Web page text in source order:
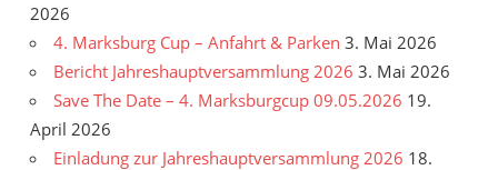
2026
4. Marksburg Cup – Anfahrt & Parken 3. Mai 2026
Bericht Jahreshauptversammlung 2026 3. Mai 2026
Save The Date – 4. Marksburgcup 09.05.2026 19.
April 2026
Einladung zur Jahreshauptversammlung 2026 18.